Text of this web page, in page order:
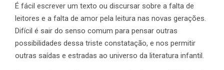
É fácil escrever um texto ou discursar sobre a falta de
leitores e a falta de amor pela leitura nas novas gerações.
Difícil é sair do senso comum para pensar outras
possibilidades dessa triste constatação, e nos permitir
outras saídas e estradas ao universo da literatura infantil.